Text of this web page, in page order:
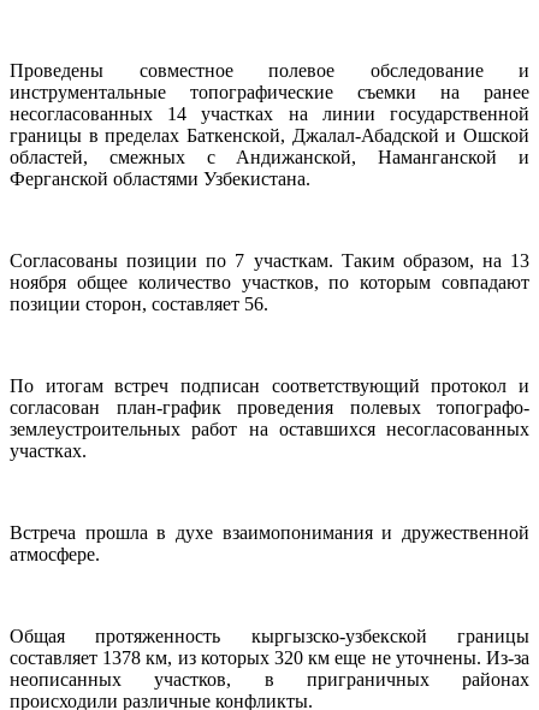
Проведены совместное полевое обследование и
инструментальные топографические съемки на ранее
несогласованных 14 участках на линии государственной
границы в пределах Баткенской, Джалал-Абадской и Ошской
областей, смежных с Андижанской, Наманганской и
Ферганской областями Узбекистана.
Согласованы позиции по 7 участкам. Таким образом, на 13
ноября общее количество участков, по которым совпадают
позиции сторон, составляет 56.
По итогам встреч подписан соответствующий протокол и
согласован план-график проведения полевых топографо-
землеустроительных работ на оставшихся несогласованных
участках.
Встреча прошла в духе взаимопонимания и дружественной
атмосфере.
Общая протяженность кыргызско-узбекской границы
составляет 1378 км, из которых 320 км еще не уточнены. Из-за
неописанных участков, в приграничных районах
происходили различные конфликты.